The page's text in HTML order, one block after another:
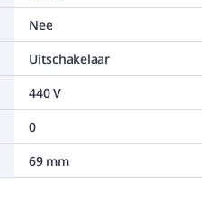
Nee
Uitschakelaar
440 V
0
69 mm